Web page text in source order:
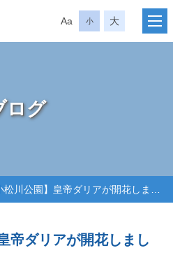
Aa 小 大
ログ
帝ダリアが開花しまし